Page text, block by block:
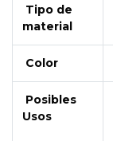
Tipo de
material
Color
Posibles
Usos